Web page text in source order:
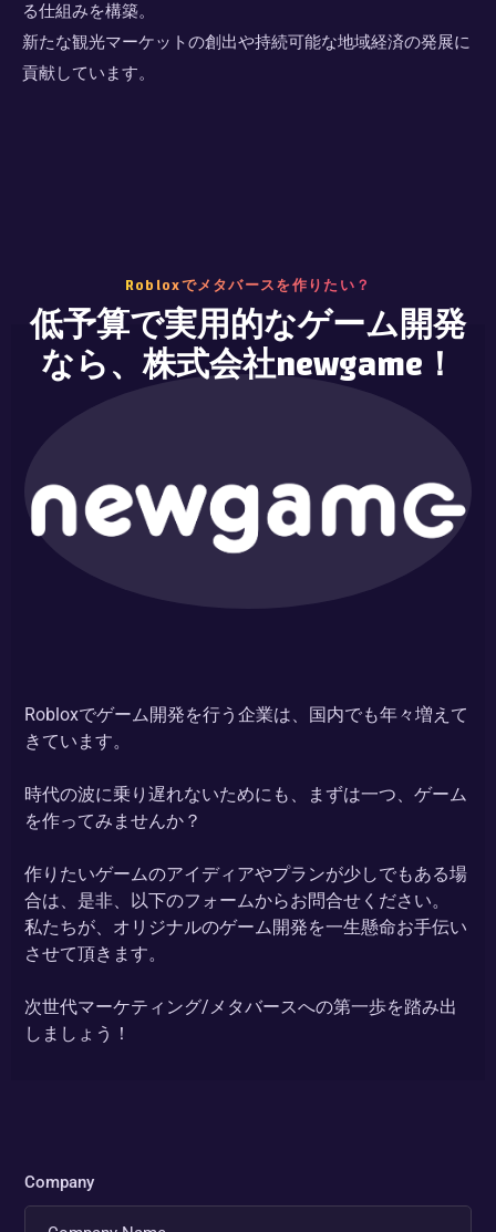
る仕組みを構築。
新たな観光マーケットの創出や持続可能な地域経済の発展に
貢献しています。
Robloxでメタバースを作りたい？
低予算で実用的なゲーム開発
なら、株式会社newgame！
Robloxでゲーム開発を行う企業は、国内でも年々増えて
きています。
時代の波に乗り遅れないためにも、まずは一つ、ゲーム
を作ってみませんか？
作りたいゲームのアイディアやプランが少しでもある場
合は、是非、以下のフォームからお問合せください。
私たちが、オリジナルのゲーム開発を一生懸命お手伝い
させて頂きます。
次世代マーケティング/メタバースへの第一歩を踏み出
しましょう！
Company